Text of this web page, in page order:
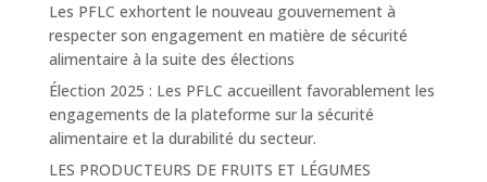
Les PFLC exhortent le nouveau gouvernement à
respecter son engagement en matière de sécurité
alimentaire à la suite des élections
Élection 2025 : Les PFLC accueillent favorablement les
engagements de la plateforme sur la sécurité
alimentaire et la durabilité du secteur.
LES PRODUCTEURS DE FRUITS ET LÉGUMES